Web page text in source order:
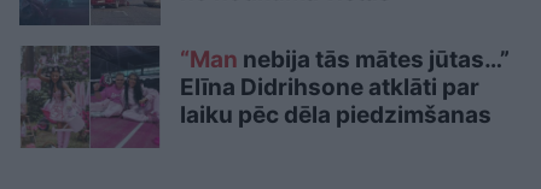
“Man nebija tās mātes jūtas…”
Elīna Didrihsone atklāti par
laiku pēc dēla piedzimšanas